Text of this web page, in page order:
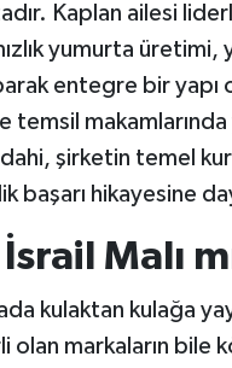
Kaplan ailesi
yumurta
entegre bir
temsil
şirketin temel
başarı hikayesine
Malı
kulaktan kulağa
olan markaların bile